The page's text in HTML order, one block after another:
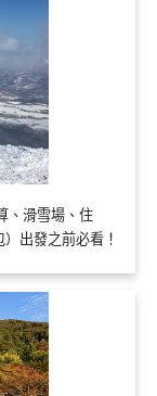
、滑雪場、住
出發之前必看！